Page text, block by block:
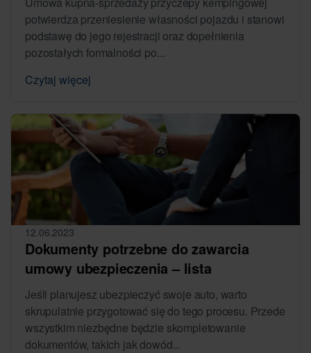
potwierdza przeniesienie własności pojazdu i stanowi
podstawę do jego rejestracji oraz dopełnienia
pozostałych formalności po...
Czytaj więcej
12.06.2023
Dokumenty potrzebne do zawarcia
umowy ubezpieczenia – lista
Jeśli planujesz ubezpieczyć swoje auto, warto
skrupulatnie przygotować się do tego procesu. Przede
wszystkim niezbędne będzie skompletowanie
dokumentów, takich jak dowód...